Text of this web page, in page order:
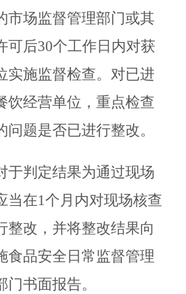
市场监督管理部门或其
可后30个工作日内对获
实施监督检查。对已进
饮经营单位，重点检查
题是否已进行整改。
于判定结果为通过现场
当在1个月内对现场核查
整改，并将整改结果向
食品安全日常监督管理
书面报告。